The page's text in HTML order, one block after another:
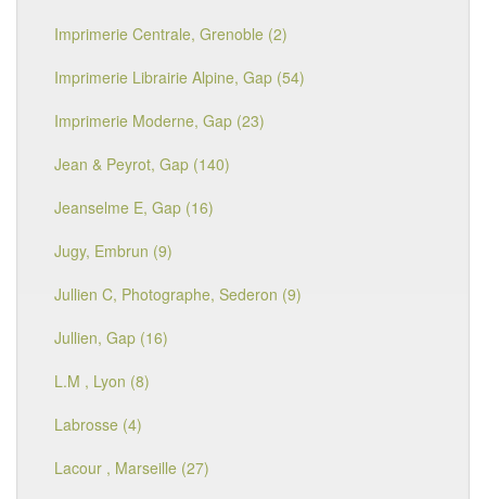
Imprimerie Centrale, Grenoble (2)
Imprimerie Librairie Alpine, Gap (54)
Imprimerie Moderne, Gap (23)
Jean & Peyrot, Gap (140)
Jeanselme E, Gap (16)
Jugy, Embrun (9)
Jullien C, Photographe, Sederon (9)
Jullien, Gap (16)
L.M , Lyon (8)
Labrosse (4)
Lacour , Marseille (27)